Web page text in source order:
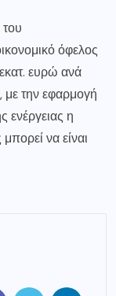
όφελος
εκατ. ευρώ ανά
με την εφαρμογή
ενέργειας η
να είναι